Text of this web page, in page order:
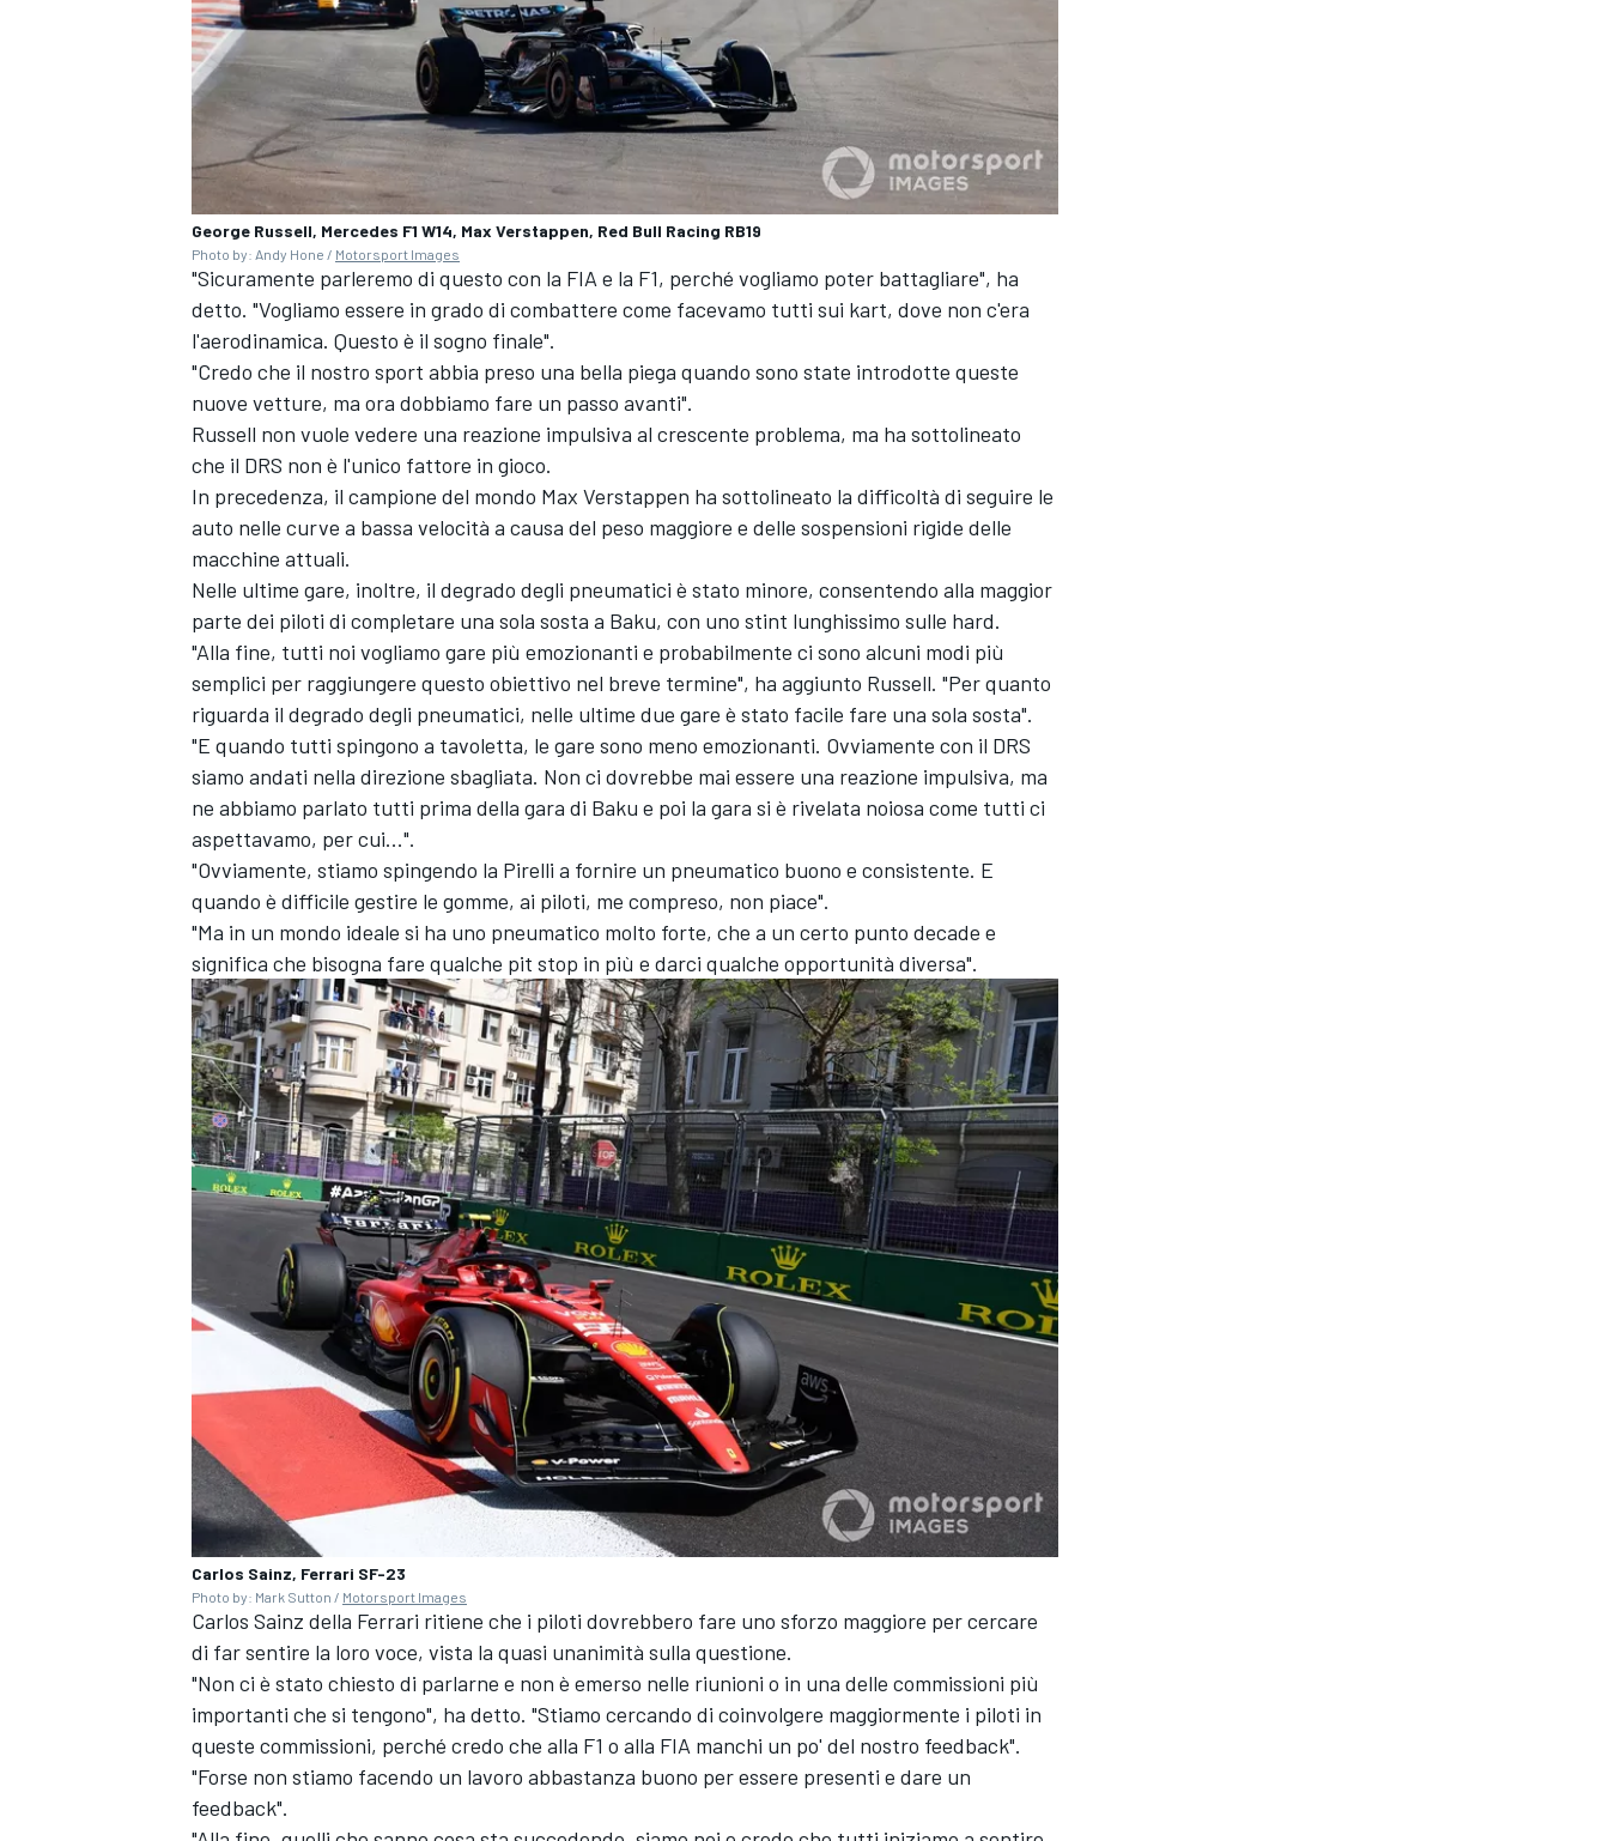
ENDURANCE/GT
MONOMARCA
George Russell, Mercedes F1 W14, Max Verstappen, Red Bull Racing RB19
Photo by: Andy Hone / Motorsport Images
"Sicuramente parleremo di questo con la FIA e la F1, perché vogliamo poter battagliare", ha
detto. "Vogliamo essere in grado di combattere come facevamo tutti sui kart, dove non c'era
l'aerodinamica. Questo è il sogno finale".
"Credo che il nostro sport abbia preso una bella piega quando sono state introdotte queste
nuove vetture, ma ora dobbiamo fare un passo avanti".
Russell non vuole vedere una reazione impulsiva al crescente problema, ma ha sottolineato
che il DRS non è l'unico fattore in gioco.
In precedenza, il campione del mondo Max Verstappen ha sottolineato la difficoltà di seguire le
auto nelle curve a bassa velocità a causa del peso maggiore e delle sospensioni rigide delle
macchine attuali.
Nelle ultime gare, inoltre, il degrado degli pneumatici è stato minore, consentendo alla maggior
parte dei piloti di completare una sola sosta a Baku, con uno stint lunghissimo sulle hard.
"Alla fine, tutti noi vogliamo gare più emozionanti e probabilmente ci sono alcuni modi più
semplici per raggiungere questo obiettivo nel breve termine", ha aggiunto Russell. "Per quanto
riguarda il degrado degli pneumatici, nelle ultime due gare è stato facile fare una sola sosta".
"E quando tutti spingono a tavoletta, le gare sono meno emozionanti. Ovviamente con il DRS
siamo andati nella direzione sbagliata. Non ci dovrebbe mai essere una reazione impulsiva, ma
ne abbiamo parlato tutti prima della gara di Baku e poi la gara si è rivelata noiosa come tutti ci
aspettavamo, per cui...".
"Ovviamente, stiamo spingendo la Pirelli a fornire un pneumatico buono e consistente. E
quando è difficile gestire le gomme, ai piloti, me compreso, non piace".
"Ma in un mondo ideale si ha uno pneumatico molto forte, che a un certo punto decade e
significa che bisogna fare qualche pit stop in più e darci qualche opportunità diversa".
Carlos Sainz, Ferrari SF-23
Photo by: Mark Sutton / Motorsport Images
Carlos Sainz della Ferrari ritiene che i piloti dovrebbero fare uno sforzo maggiore per cercare
di far sentire la loro voce, vista la quasi unanimità sulla questione.
"Non ci è stato chiesto di parlarne e non è emerso nelle riunioni o in una delle commissioni più
importanti che si tengono", ha detto. "Stiamo cercando di coinvolgere maggiormente i piloti in
queste commissioni, perché credo che alla F1 o alla FIA manchi un po' del nostro feedback".
"Forse non stiamo facendo un lavoro abbastanza buono per essere presenti e dare un
feedback".